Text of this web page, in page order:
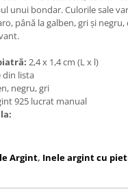
unui bondar. Culorile sale
până la galben, gri și
2,4 x 1,4 cm (L x l)
din lista
negru, gri
925 lucrat manual
Argint, Inele argint cu